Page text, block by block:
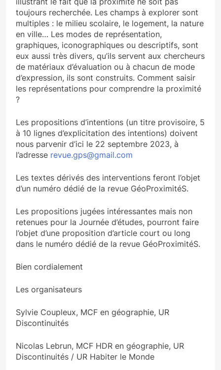
toujours recherchée. Les champs à explorer sont
multiples : le milieu scolaire, le logement, la nature
en ville… Les modes de représentation,
graphiques, iconographiques ou descriptifs, sont
eux aussi très divers, qu’ils servent aux chercheurs
de matériaux d’évaluation ou à chacun de mode
d’expression, ils sont construits. Comment saisir
les représentations pour comprendre la proximité
?
Les propositions d’intentions (un titre provisoire, 5
à 10 lignes d’explicitation des intentions) doivent
nous parvenir d’ici le 22 septembre 2023, à
l’adresse revue.gps@gmail.com
Les textes dérivés des interventions feront l’objet
d’un numéro dédié de la revue GéoProximitéS.
Les propositions jugées intéressantes mais non
retenues pour la Journée d’études, pourront faire
l’objet d’une proposition d’article court ou long
dans le numéro dédié de la revue GéoProximitéS.
Bien cordialement
Les organisateurs
Sylvie Coupleux, MCF en géographie, UR
Discontinuités
Nicolas Lebrun, MCF HDR en géographie, UR
Discontinuités / UR Habiter le Monde